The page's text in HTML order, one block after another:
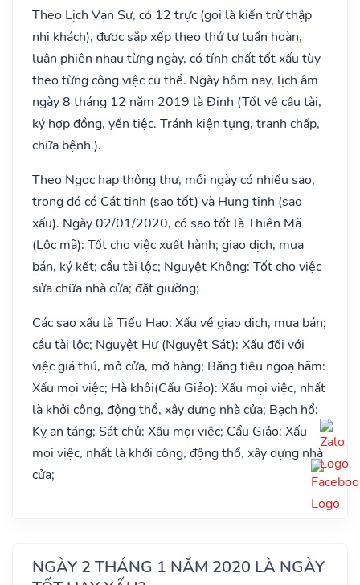
Theo Lịch Vạn Sự, có 12 trực (gọi là kiến trừ thập
nhị khách), được sắp xếp theo thứ tự tuần hoàn,
luân phiên nhau từng ngày, có tính chất tốt xấu tùy
theo từng công việc cụ thể. Ngày hôm nay, lịch âm
ngày 8 tháng 12 năm 2019 là Định (Tốt về cầu tài,
ký hợp đồng, yến tiệc. Tránh kiện tụng, tranh chấp,
chữa bệnh.).
Theo Ngọc hạp thông thư, mỗi ngày có nhiều sao,
trong đó có Cát tinh (sao tốt) và Hung tinh (sao
xấu). Ngày 02/01/2020, có sao tốt là Thiên Mã
(Lộc mã): Tốt cho việc xuất hành; giao dịch, mua
bán, ký kết; cầu tài lộc; Nguyệt Không: Tốt cho việc
sửa chữa nhà cửa; đặt giường;
Các sao xấu là Tiểu Hao: Xấu về giao dịch, mua bán;
cầu tài lộc; Nguyệt Hư (Nguyệt Sát): Xấu đối với
việc giá thú, mở cửa, mở hàng; Băng tiêu ngoạ hãm:
Xấu mọi việc; Hà khôi(Cẩu Giảo): Xấu mọi việc, nhất
là khởi công, động thổ, xây dựng nhà cửa; Bạch hổ:
Kỵ an táng; Sát chủ: Xấu mọi việc; Cẩu Giảo: Xấu
mọi việc, nhất là khởi công, động thổ, xây dựng nhà
cửa;
NGÀY 2 THÁNG 1 NĂM 2020 LÀ NGÀY